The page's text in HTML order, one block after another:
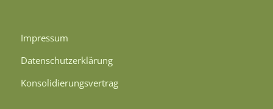
Impressum
Datenschutzerklärung
Konsolidierungsvertrag